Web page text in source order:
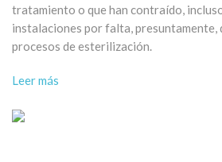
tratamiento o que han contraído,
instalaciones por falta, presuntamente,
procesos de esterilización.
Leer más